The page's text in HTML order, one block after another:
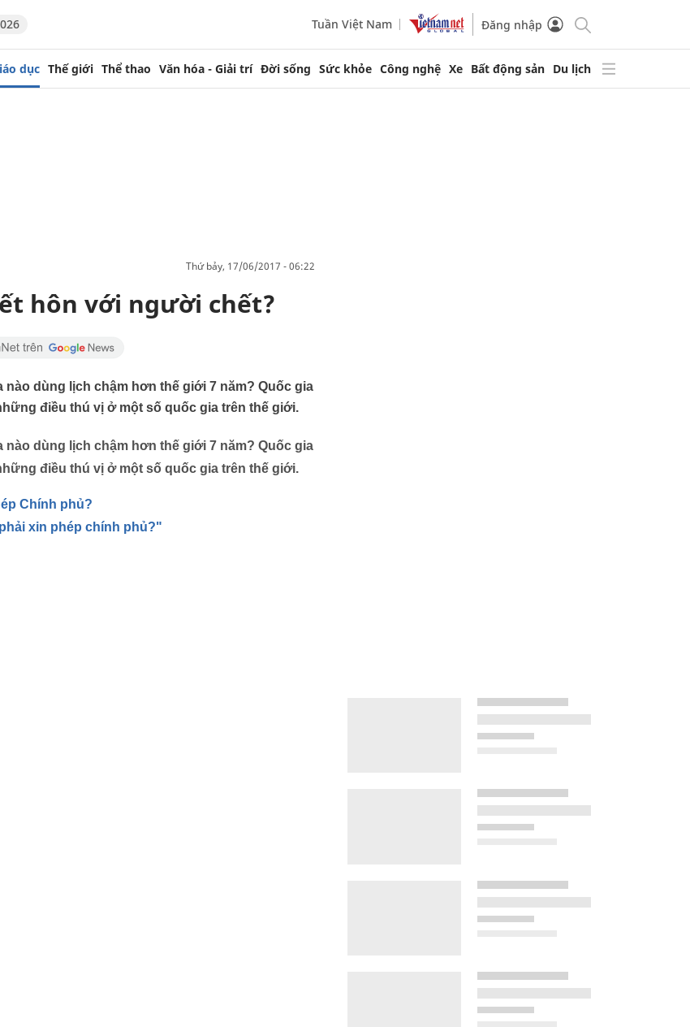
Tuần Việt Nam Đăng nhập
dục Thế giới Thể thao Văn hóa - Giải trí Đời sống Sức khỏe Công nghệ Xe Bất động sản Du lịch
thứ bảy, 17/06/2017 - 06:22
hôn với người chết?
dùng lịch chậm hơn thế giới 7 năm? Quốc gia
điều thú vị ở một số quốc gia trên thế giới.
dùng lịch chậm hơn thế giới 7 năm? Quốc gia
điều thú vị ở một số quốc gia trên thế giới.
Chính phủ?
xin phép chính phủ?"